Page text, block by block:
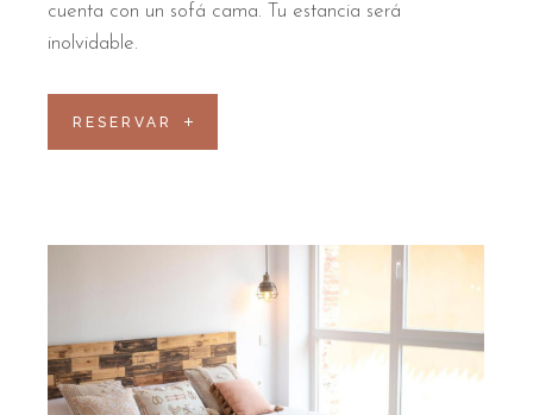
cuenta con un sofá cama. Tu estancia será
inolvidable.
RESERVAR